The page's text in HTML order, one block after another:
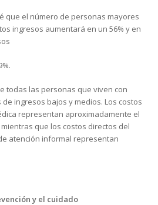
que el número de personas mayores
ingresos aumentará en un 56% y en
todas las personas que viven con
ingresos bajos y medios. Los costos
representan aproximadamente el
que los costos directos del
atención informal representan
y el cuidado